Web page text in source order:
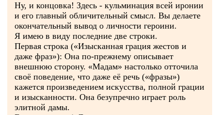
Ну, и концовка! Здесь - кульминация всей иронии
и его главный обличительный смысл. Вы делаете
окончательный вывод о личности героини.
Я имею в виду последние две строки.
Первая строка («Изысканная грация жестов и
даже фраз»): Она по-прежнему описывает
внешнюю сторону. «Мадам» настолько отточила
своё поведение, что даже её речь («фразы»)
кажется произведением искусства, полной грации
и изысканности. Она безупречно играет роль
элитной дамы.